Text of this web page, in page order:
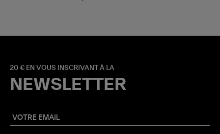
20 € EN VOUS INSCRIVANT À LA
NEWSLETTER